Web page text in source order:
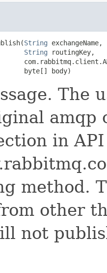
String exchangeName,
String routingKey,
byte[] body)
The
in
method.
other
not